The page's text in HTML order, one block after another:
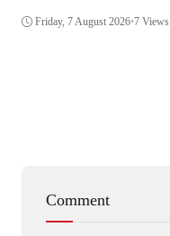
Friday, 7 August 2026•7 Views
Comment